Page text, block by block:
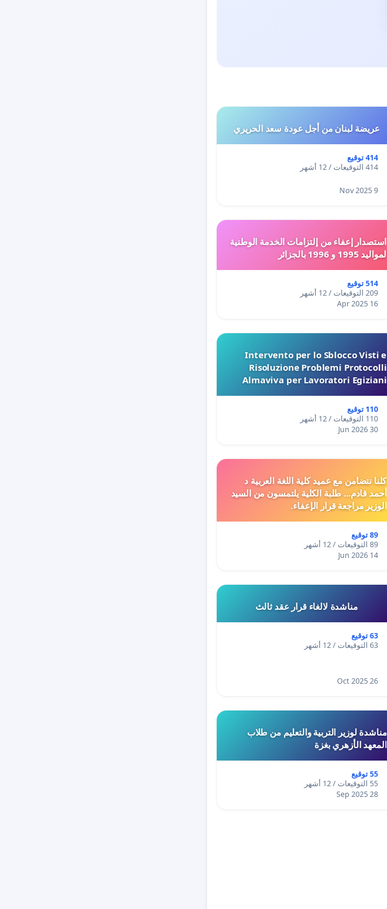
عريضة لبنان من أجل عودة سعد الحريري
414 توقيع
414 التوقيعات / 12 أشهر
9 Nov 2025
استصدار إعفاء من إلتزامات الخدمة الوطنية
لمواليد 1995 و 1996 بالجزائر
514 توقيع
209 التوقيعات / 12 أشهر
16 Apr 2025
Intervento per lo Sblocco Visti e
Risoluzione Problemi Protocolli
Almaviva per Lavoratori Egiziani
110 توقيع
110 التوقيعات / 12 أشهر
30 Jun 2026
كلنا نتضامن مع عميد كلية اللغة العربية د
أحمد قادم... طلبة الكلية يلتمسون من السيد
الوزير مراجعة قرار الإعفاء.
89 توقيع
89 التوقيعات / 12 أشهر
14 Jun 2026
مناشدة لالغاء قرار عقد ثالث
63 توقيع
63 التوقيعات / 12 أشهر
26 Oct 2025
مناشدة لوزير التربية والتعليم من طلاب
المعهد الأزهري بغزة
55 توقيع
55 التوقيعات / 12 أشهر
28 Sep 2025